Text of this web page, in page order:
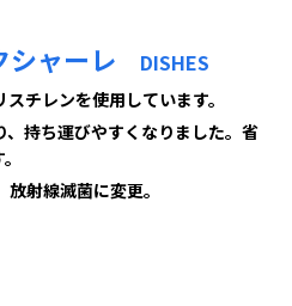
シャーレ DISHES
チレンを使用しています。
持ち運びやすくなりました。省
射線滅菌に変更。